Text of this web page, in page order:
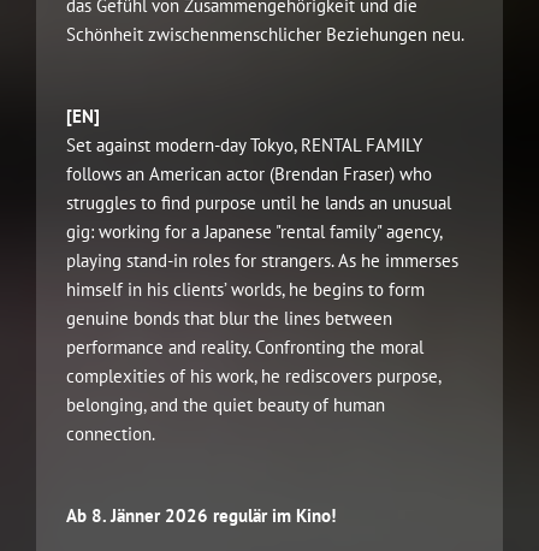
das Gefühl von Zusammengehörigkeit und die
Schönheit zwischenmenschlicher Beziehungen neu.
[EN]
Set against modern-day Tokyo, RENTAL FAMILY
follows an American actor (Brendan Fraser) who
struggles to find purpose until he lands an unusual
gig: working for a Japanese "rental family" agency,
playing stand-in roles for strangers. As he immerses
himself in his clients’ worlds, he begins to form
genuine bonds that blur the lines between
performance and reality. Confronting the moral
complexities of his work, he rediscovers purpose,
belonging, and the quiet beauty of human
connection.
Ab 8. Jänner 2026 regulär im Kino!